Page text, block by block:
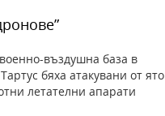
въздушна база в
бяха атакувани от ято
летателни апарати